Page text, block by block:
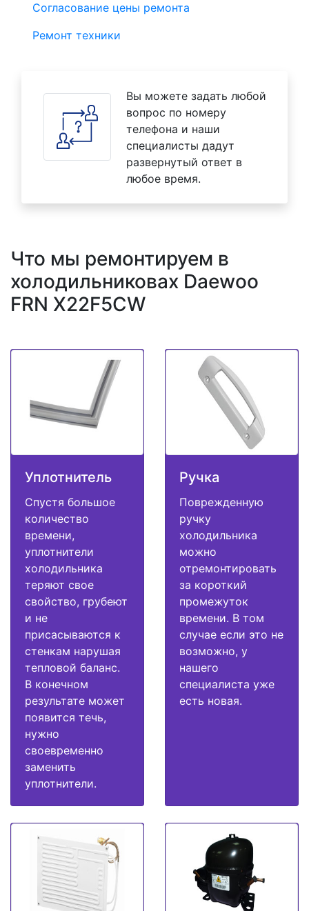
Согласование цены ремонта
Ремонт техники
Вы можете задать любой
вопрос по номеру
телефона и наши
специалисты дадут
развернутый ответ в
любое время.
Что мы ремонтируем в
холодильниковах Daewoo
FRN X22F5CW
Уплотнитель
Спустя большое
количество
времени,
уплотнители
холодильника
теряют свое
свойство, грубеют
и не
присасываются к
стенкам нарушая
тепловой баланс.
В конечном
результате может
появится течь,
нужно
своевременно
заменить
уплотнители.
Ручка
Поврежденную
ручку
холодильника
можно
отремонтировать
за короткий
промежуток
времени. В том
случае если это не
возможно, у
нашего
специалиста уже
есть новая.